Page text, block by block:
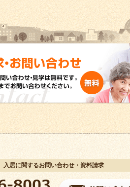
入居に関するお問い合わせ・資料請求